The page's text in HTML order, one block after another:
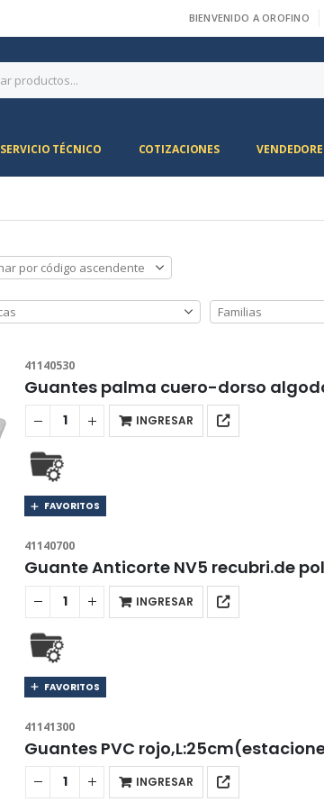
BIENVENIDO A OROFINO
SERVICIO TÉCNICO COTIZACIONES
41140530
Guantes palma cuero-dorso
INGRESAR
FAVORITOS
41140700
Guante Anticorte NV5 recubri.de
INGRESAR
FAVORITOS
41141300
Guantes PVC
INGRESAR